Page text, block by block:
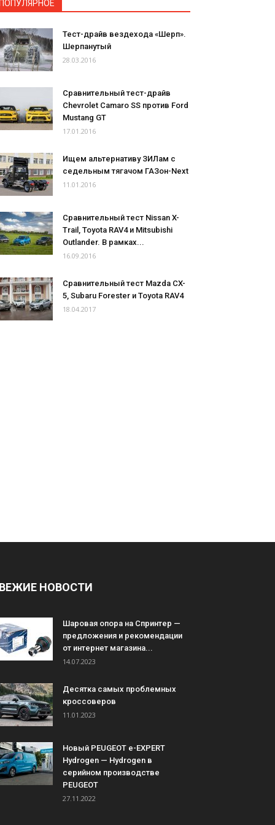
ПОПУЛЯРНОЕ
Тест-драйв вездехода «Шерп».
Шерпанутый
28.03.2016
Сравнительный тест-драйв
Chevrolet Camaro SS против Ford
Mustang GT
17.01.2016
Ищем альтернативу ЗИЛам с
седельным тягачом ГАЗон-Next
11.01.2016
Сравнительный тест Nissan X-
Trail, Toyota RAV4 и Mitsubishi
Outlander. В рамках...
16.09.2016
Сравнительный тест Mazda CX-
5, Subaru Forester и Toyota RAV4
18.04.2017
НОВОСТИ
Шаровая опора на Спринтер —
предложения и рекомендации
от интернет магазина...
14.07.2023
Десятка самых проблемных
кроссоверов
11.01.2023
Новый PEUGEOT e-EXPERT
Hydrogen — Hydrogen в
серийном производстве
PEUGEOT
27.11.2022